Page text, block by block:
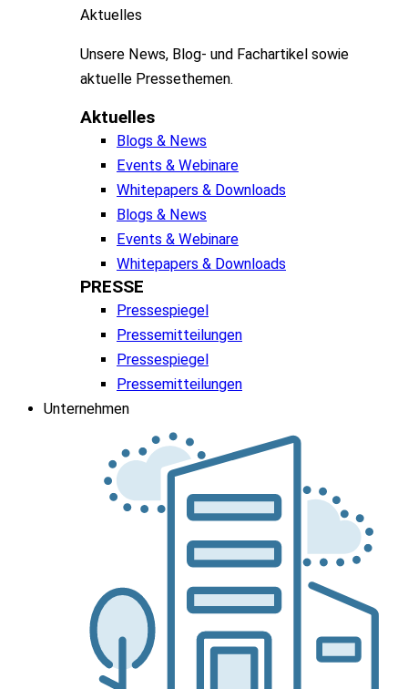
Aktuelles
Unsere News, Blog- und Fachartikel sowie
aktuelle Pressethemen.
Aktuelles
Blogs & News
Events & Webinare
Whitepapers & Downloads
Blogs & News
Events & Webinare
Whitepapers & Downloads
PRESSE
Pressespiegel
Pressemitteilungen
Pressespiegel
Pressemitteilungen
Unternehmen